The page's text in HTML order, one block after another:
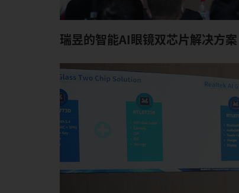
瑞昱的智能AI眼镜双芯片解决方案